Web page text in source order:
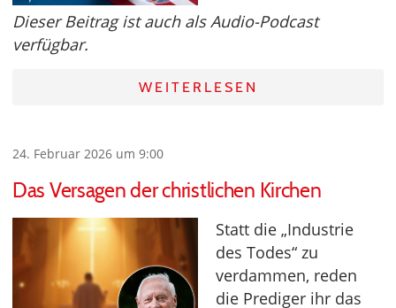
Dieser Beitrag ist auch als Audio-Podcast
verfügbar.
WEITERLESEN
24. Februar 2026 um 9:00
Das Versagen der christlichen Kirchen
Statt die „Industrie
des Todes“ zu
verdammen, reden
die Prediger ihr das